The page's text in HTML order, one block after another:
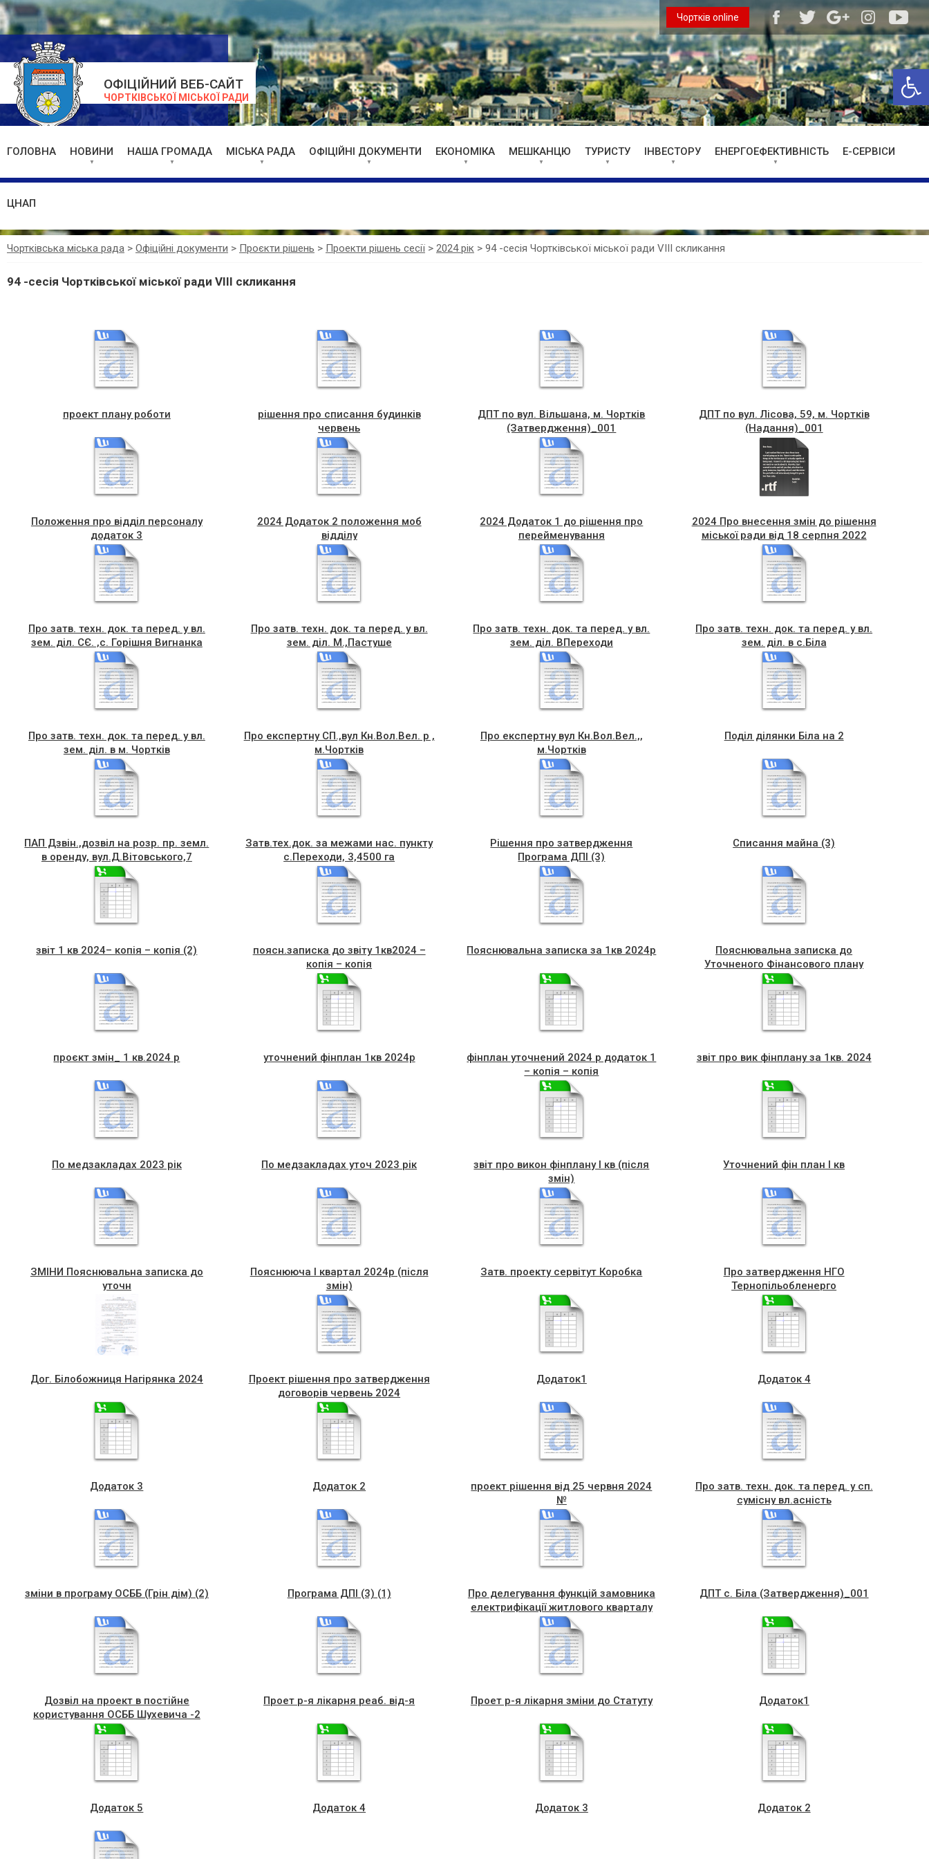
ОФІЦІЙНИЙ ВЕБ-САЙТ
ЧОРТКІВСЬКОЇ МІСЬКОЇ РАДИ
Чортків online
ГОЛОВНА НОВИНИ НАША ГРОМАДА МІСЬКА РАДА ОФІЦІЙНІ ДОКУМЕНТИ ЕКОНОМІКА МЕШКАНЦЮ ТУРИСТУ ІНВЕСТОРУ ЕНЕРГОЕФЕКТИВНІСТЬ Е-СЕРВІСИ
ЦНАП
Чортківська міська рада > Офіційні документи > Проєкти рішень > Проекти рішень сесії > 2024 рік > 94 -сесія Чортківської міської ради VIII скликання
94 -сесія Чортківської міської ради VIII скликання
проект плану роботи
рішення про списання будинків
червень
ДПТ по вул. Вільшана, м. Чортків
(Затвердження)_001
ДПТ по вул. Лісова, 59, м. Чортків
(Надання)_001
Положення про відділ персоналу
додаток 3
2024 Додаток 2 положення моб
відділу
2024 Додаток 1 до рішення про
перейменування
2024 Про внесення змін до рішення
міської ради від 18 серпня 2022
Про затв. техн. док. та перед. у вл.
зем. діл. СЄ. ,с. Горішня Вигнанка
Про затв. техн. док. та перед. у вл.
зем. діл. М.,Пастуше
Про затв. техн. док. та перед. у вл.
зем. діл. ВПереходи
Про затв. техн. док. та перед. у вл.
зем. діл. в с.Біла
Про затв. техн. док. та перед. у вл.
зем. діл. в м. Чортків
Про експертну СП.,вул Кн.Вол.Вел. р ,
м.Чортків
Про експертну вул Кн.Вол.Вел.,,
м.Чортків
Поділ ділянки Біла на 2
ПАП Дзвін.,дозвіл на розр. пр. земл.
в оренду, вул.Д.Вітовського,7
Затв.тех.док. за межами нас. пункту
с.Переходи, 3,4500 га
Рішення про затвердження
Програма ДПІ (3)
Списання майна (3)
звіт 1 кв 2024– копія – копія (2)
поясн.записка до звіту 1кв2024 –
копія – копія
Пояснювальна записка за 1кв 2024р
Пояснювальна записка до
Уточненого Фінансового плану
Комунального некомерційного
підприємств1
проєкт змін_ 1 кв.2024 р уточнений фінплан 1кв 2024р
фінплан уточнений 2024 р додаток 1
– копія – копія
звіт про вик фінплану за 1кв. 2024
По медзакладах 2023 рік По медзакладах уточ 2023 рік
звіт про викон фінплану I кв (після
змін)
Уточнений фін план I кв
ЗМІНИ Пояснювальна записка до
уточн
Пояснююча I квартал 2024р (після
змін)
Затв. проекту сервітут Коробка
Про затвердження НГО
Тернопільобленерго
Дог. Білобожниця Нагірянка 2024
Проект рiшення про затвердження
договорів червень 2024
Додаток1 Додаток 4
Додаток 3 Додаток 2
проект рiшення від 25 червня 2024
№
Про затв. техн. док. та перед. у сп.
сумісну вл.асність
зміни в програму ОСББ (Грін дім) (2) Програма ДПІ (3) (1)
Про делегування функцій замовника
електрифікації житлового кварталу
обмеженого вулицями Романа
Шухевича та Об’їзна, м. Чортків,
Чортківський район Тернопільська
область
ДПТ с. Біла (Затвердження)_001
Дозвіл на проект в постійне
користування ОСББ Шухевича -2
Проет р-я лікарня реаб. від-я Проет р-я лікарня зміни до Статуту Додаток1
Додаток 5 Додаток 4 Додаток 3 Додаток 2